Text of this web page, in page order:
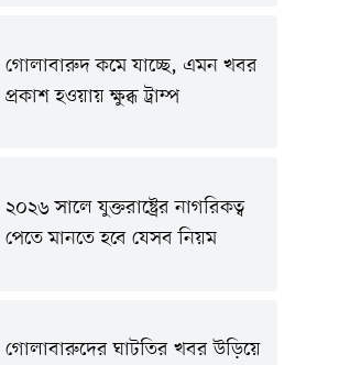
গোলাবারুদ কমে যাচ্ছে, এমন খবর
প্রকাশ হওয়ায় ক্ষুব্ধ ট্রাম্প
২০২৬ সালে যুক্তরাষ্ট্রের নাগরিকত্ব
পেতে মানতে হবে যেসব নিয়ম
গোলাবারুদের ঘাটতির খবর উড়িয়ে